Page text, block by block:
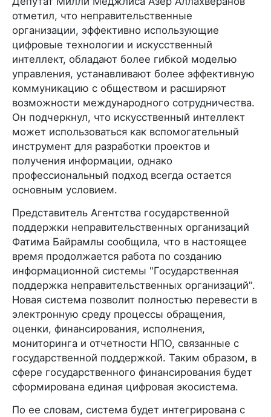
отметил, что неправительственные
организации, эффективно использующие
цифровые технологии и искусственный
интеллект, обладают более гибкой моделью
управления, устанавливают более эффективную
коммуникацию с обществом и расширяют
возможности международного сотрудничества.
Он подчеркнул, что искусственный интеллект
может использоваться как вспомогательный
инструмент для разработки проектов и
получения информации, однако
профессиональный подход всегда остается
основным условием.
Представитель Агентства государственной
поддержки неправительственных организаций
Фатима Байрамлы сообщила, что в настоящее
время продолжается работа по созданию
информационной системы "Государственная
поддержка неправительственных организаций".
Новая система позволит полностью перевести в
электронную среду процессы обращения,
оценки, финансирования, исполнения,
мониторинга и отчетности НПО, связанные с
государственной поддержкой. Таким образом, в
сфере государственного финансирования будет
сформирована единая цифровая экосистема.
По ее словам, система будет интегрирована с